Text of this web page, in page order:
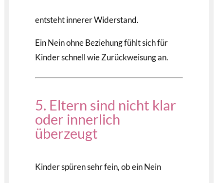
entsteht innerer Widerstand.
Ein Nein ohne Beziehung fühlt sich für
Kinder schnell wie Zurückweisung an.
5. Eltern sind nicht klar
oder innerlich
überzeugt
Kinder spüren sehr fein, ob ein Nein